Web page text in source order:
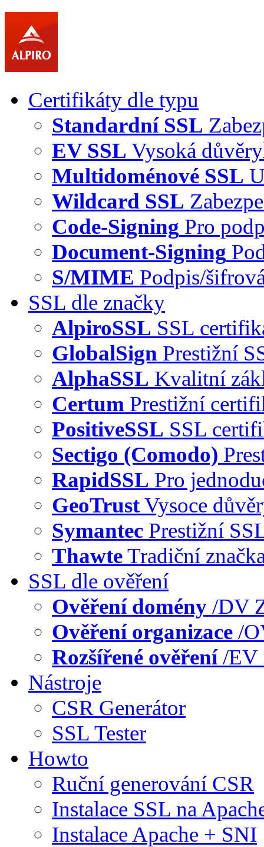
Certifikáty dle typu
Standardní SSL
EV SSL Vysoká
Multidoménové SSL
Wildcard SSL
Code-Signing Pro
Document-Signing
S/MIME Podpis/
SSL dle značky
AlpiroSSL SSL
GlobalSign Prestižní
AlphaSSL Kvalitní
Certum Prestižní
PositiveSSL SSL
Sectigo (Comodo)
RapidSSL Pro
GeoTrustVysoce
Symantec Prestižní
ThawteTradiční
SSL dle ověření
Ověření domény /DV
Ověření organizace /
Rozšířené ověření/EV
Nástroje
CSR Generátor
SSL Tester
Howto
Ruční generování CSR
Instalace SSL na
Instalace Apache + SNI